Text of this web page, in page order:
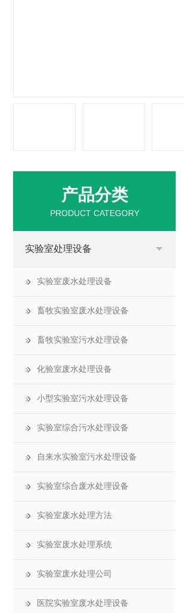
产品分类
PRODUCT CATEGORY
实验室处理设备
实验室废水处理设备
畜牧实验室废水处理设备
畜牧实验室污水处理设备
化验室废水处理设备
小型实验室污水处理设备
实验室综合污水处理设备
自来水实验室污水处理设备
实验室综合废水处理设备
实验室废水处理方法
实验室废水处理系统
实验室废水处理公司
医院实验室废水处理设备